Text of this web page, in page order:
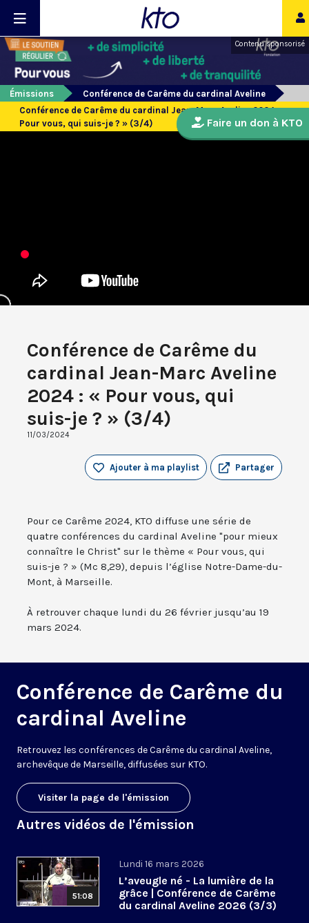
Contenu sponsorisé
Émissions
Conférence de Carême du cardinal Aveline
Conférence de Carême du cardinal Jean-Marc Aveline 2024 : «
Pour vous, qui suis-je ? » (3/4)
Conférence de Carême du
cardinal Jean-Marc Aveline
2024 : « Pour vous, qui
suis-je ? » (3/4)
11/03/2024
Partager
Ajouter à ma playlist
Pour ce Carême 2024, KTO diffuse une série de
quatre conférences du cardinal Aveline "pour mieux
connaître le Christ" sur le thème « Pour vous, qui
suis-je ? » (Mc 8,29), depuis l’église Notre-Dame-du-
Mont, à Marseille.
À retrouver chaque lundi du 26 février jusqu’au 19
mars 2024.
Conférence de Carême du
cardinal Aveline
Retrouvez les conférences de Carême du cardinal Aveline,
archevêque de Marseille, diffusées sur KTO.
Visiter la page de l'émission
Autres vidéos de l'émission
51:08
Lundi 16 mars 2026
L’aveugle né - La lumière de la
grâce | Conférence de Carême
du cardinal Aveline 2026 (3/3)
Faire un don à KTO